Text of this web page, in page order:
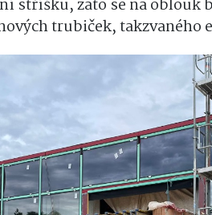
stříšku, zato se na oblouk
trubiček, takzvaného